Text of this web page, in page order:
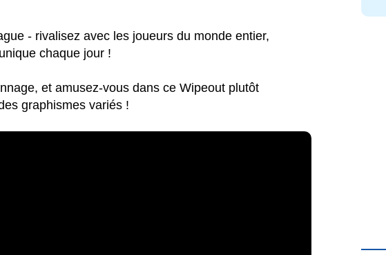
- rivalisez avec les joueurs du monde entier,
chaque jour !
et amusez-vous dans ce Wipeout plutôt
graphismes variés !